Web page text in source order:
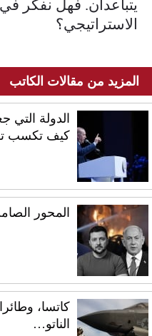
يتباعدان. فهل نفكر
الاستراتيجي؟
المزيد من مقالات الكاتب
الدولة التي
كيف تكسب
المحور
الناتو…